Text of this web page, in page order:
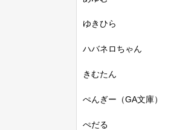
ゆきひら
ハバネロちゃん
きむたん
ぺんぎー（GA文庫）
ぺだる